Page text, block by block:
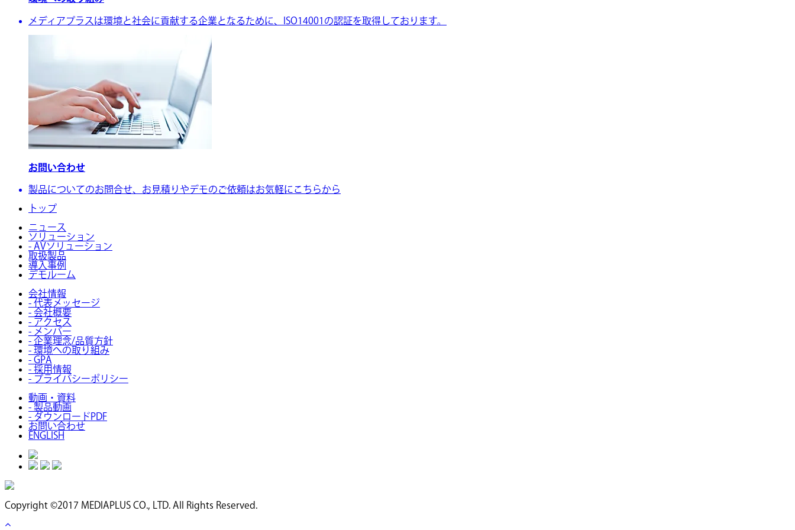
メディアプラスは環境と社会に貢献する企業となるために、ISO14001の認証を取得しております。
お問い合わせ
製品についてのお問合せ、お見積りやデモのご依頼はお気軽にこちらから
トップ
ニュース
ソリューション
- AVソリューション
取扱製品
導入事例
デモルーム
会社情報
- 代表メッセージ
- 会社概要
- アクセス
- メンバー
- 企業理念/品質方針
- 環境への取り組み
- GPA
- 採用情報
- プライバシーポリシー
動画・資料
- 製品動画
- ダウンロードPDF
お問い合わせ
ENGLISH
Copyright ©2017 MEDIAPLUS CO., LTD. All Rights Reserved.